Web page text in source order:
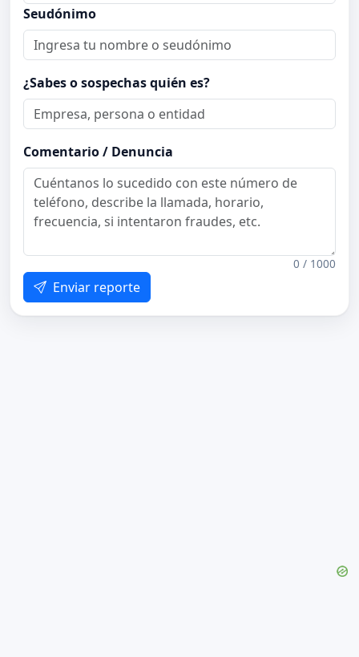
Seudónimo
¿Sabes o sospechas quién es?
Comentario / Denuncia
0 / 1000
Enviar reporte